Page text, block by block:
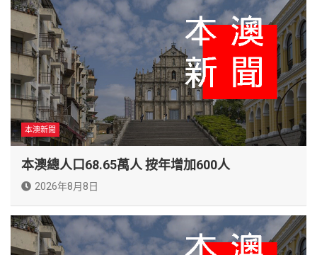
本澳新聞
本澳總人口68.65萬人 按年增加600人
2026年8月8日